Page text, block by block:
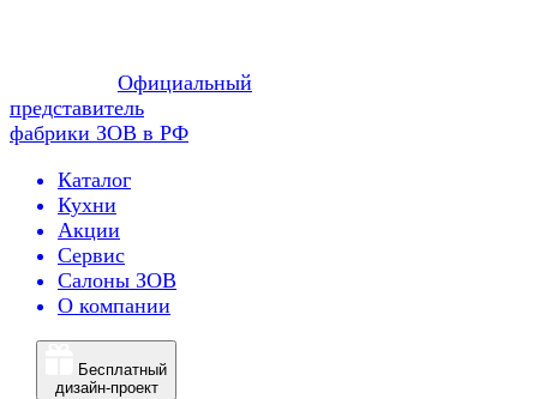
Официальный
представитель
фабрики ЗОВ в РФ
Каталог
Кухни
Акции
Сервис
Салоны ЗОВ
О компании
Бесплатный
дизайн-проект